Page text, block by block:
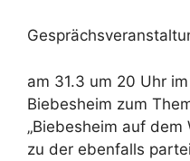
am 31.3 um 20 Uhr
Biebesheim zum
„Biebesheim auf dem
zu der ebenfalls